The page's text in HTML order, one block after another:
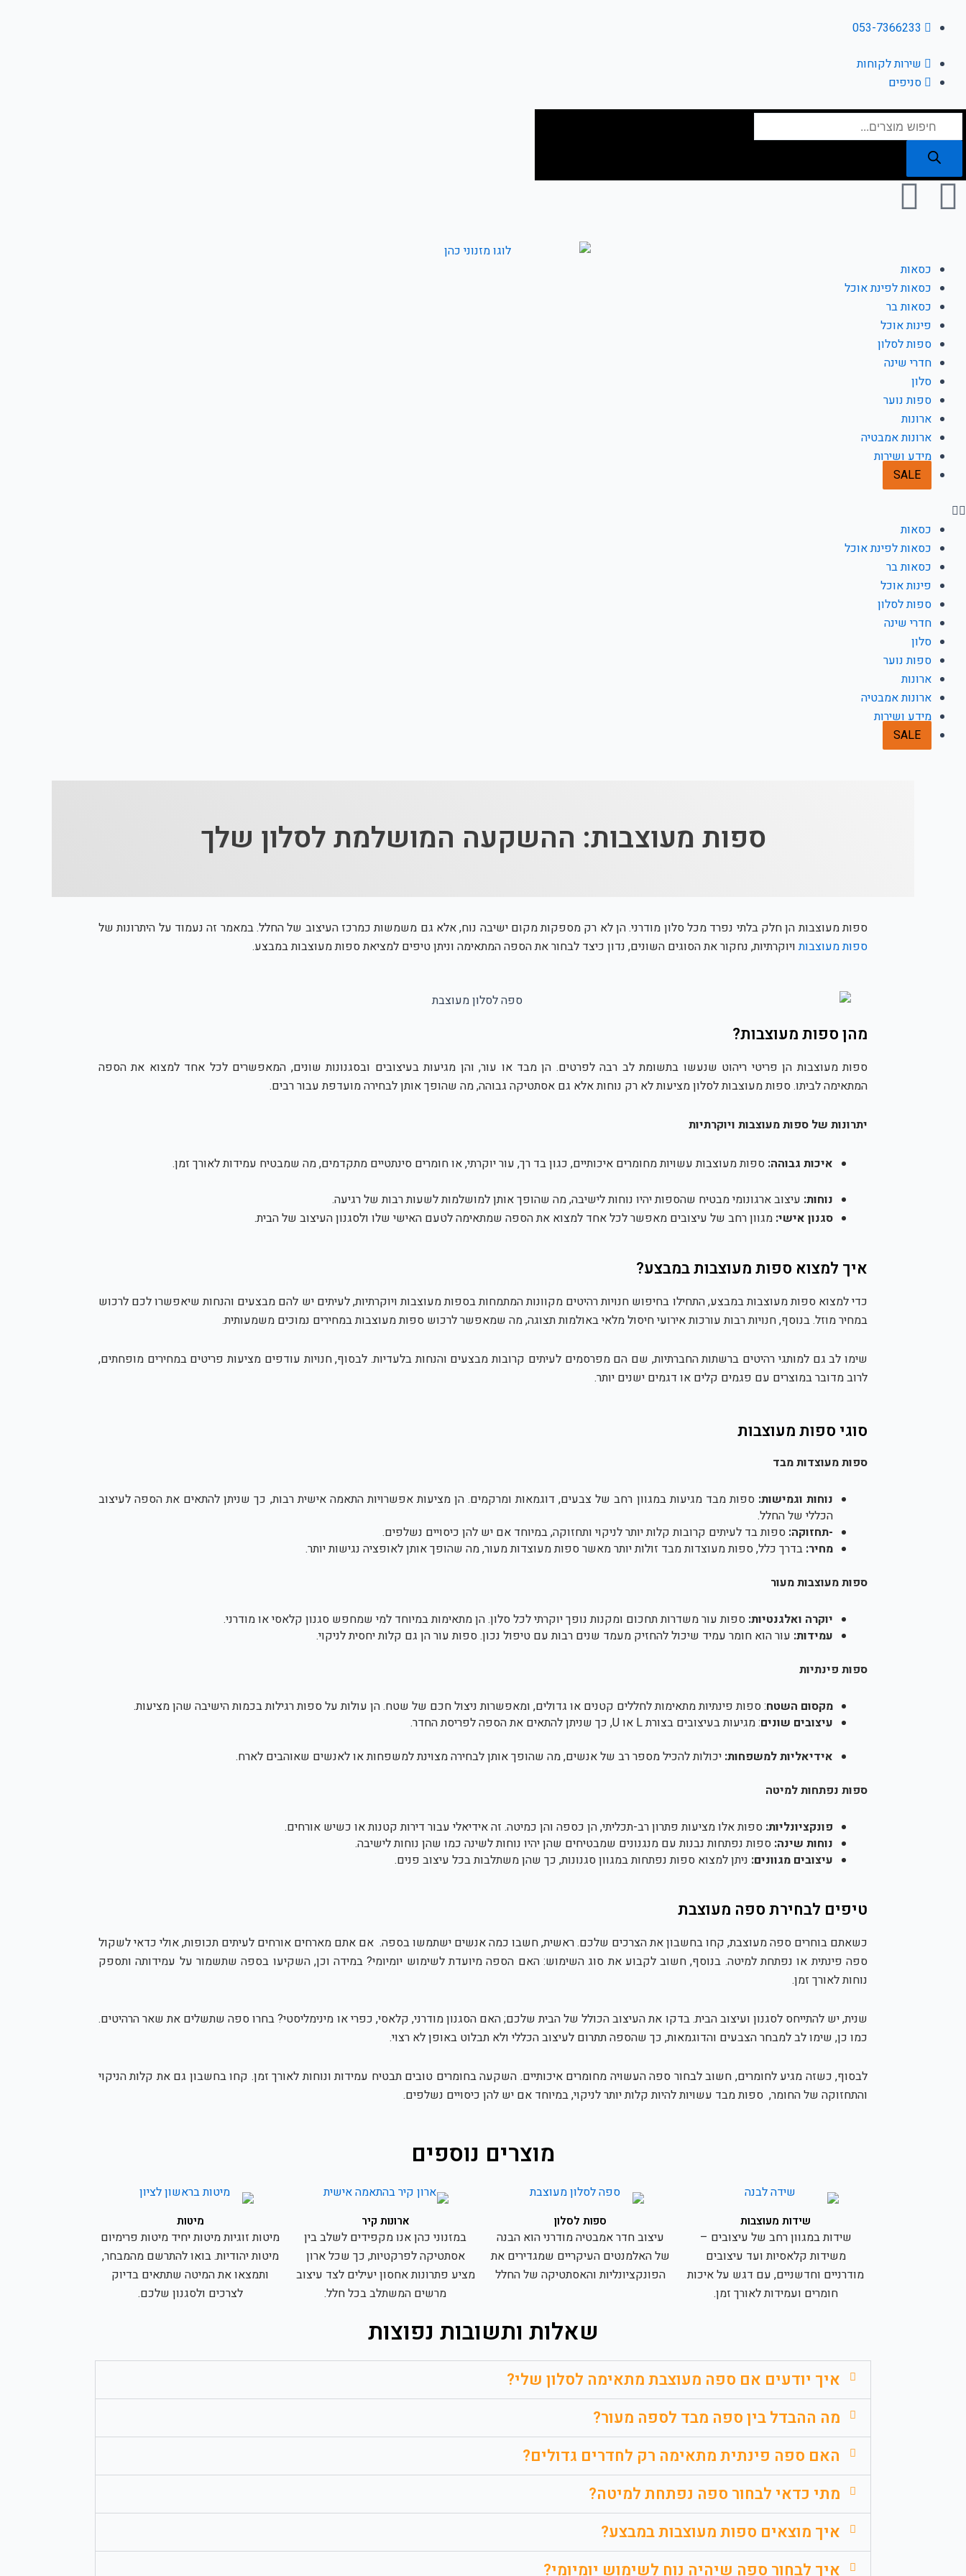
לתוכן
053-7366233
שירות לקוחות
סניפים
Products
search
F
c
e
b
o
o
k
-
f
I
s
t
a
g
r
a
m
כסאות
כסאות לפינת אוכל
כסאות בר
פינות אוכל
ספות לסלון
חדרי שינה
סלון
ספות נוער
ארונות
ארונות אמבטיה
מידע ושירות
SALE
כסאות
כסאות לפינת אוכל
כסאות בר
פינות אוכל
ספות לסלון
חדרי שינה
סלון
ספות נוער
ארונות
ארונות אמבטיה
מידע ושירות
SALE
ספות מעוצבות: ההשקעה המושלמת לסלון שלך
ספות מעוצבות הן חלק בלתי נפרד מכל סלון מודרני. הן לא רק מספקות מקום ישיבה נוח, אלא גם משמשות כמרכז העיצוב של החלל. במאמר זה נעמוד על היתרונות של
ספות מעוצבותויוקרתיות, נחקור את הסוגים השונים, נדון כיצד לבחור את הספה המתאימה וניתן טיפים למציאת ספות מעוצבות במבצע.
מהן ספות מעוצבות?
ספות מעוצבות הן פריטי ריהוט שנעשו בתשומת לב רבה לפרטים. הן מבד או עור, והן מגיעות בעיצובים ובסגנונות שונים, המאפשרים לכל אחד למצוא את הספה
המתאימה לביתו. ספות מעוצבות לסלון מציעות לא רק נוחות אלא גם אסתטיקה גבוהה, מה שהופך אותן לבחירה מועדפת עבור רבים.
יתרונות של ספות מעוצבות ויוקרתיות
איכות גבוהה: ספות מעוצבות עשויות מחומרים איכותיים, כגון בד רך, עור יוקרתי, או חומרים סינתטיים מתקדמים, מה שמבטיח עמידות לאורך זמן.
נוחות: עיצוב ארגונומי מבטיח שהספות יהיו נוחות לישיבה, מה שהופך אותן למושלמות לשעות רבות של רגיעה.
סגנון אישי: מגוון רחב של עיצובים מאפשר לכל אחד למצוא את הספה שמתאימה לטעם האישי שלו ולסגנון העיצוב של הבית.
איך למצוא ספות מעוצבות במבצע?
כדי למצוא ספות מעוצבות במבצע, התחילו בחיפוש חנויות רהיטים מקוונות המתמחות בספות מעוצבות ויוקרתיות, לעיתים יש להם מבצעים והנחות שיאפשרו לכם לרכוש
במחיר מוזל. בנוסף, חנויות רבות עורכות אירועי חיסול מלאי באולמות תצוגה, מה שמאפשר לרכוש ספות מעוצבות במחירים נמוכים משמעותית.
שימו לב גם למותגי רהיטים ברשתות החברתיות, שם הם מפרסמים לעיתים קרובות מבצעים והנחות בלעדיות. לבסוף, חנויות עודפים מציעות פריטים במחירים מופחתים,
לרוב מדובר במוצרים עם פגמים קלים או דגמים ישנים יותר.
סוגי ספות מעוצבות
ספות מעוצדות מבד
נוחות וגמישות:ספות מבד מגיעות במגוון רחב של צבעים, דוגמאות ומרקמים. הן מציעות אפשרויות התאמה אישית רבות, כך שניתן להתאים את הספה לעיצוב
הכללי של החלל.
-תחזוקה: ספות בד לעיתים קרובות קלות יותר לניקוי ותחזוקה, במיוחד אם יש להן כיסויים נשלפים.
מחיר: בדרך כלל, ספות מעוצדות מבד זולות יותר מאשר ספות מעוצדות מעור, מה שהופך אותן לאופציה נגישות יותר.
ספות מעוצבות מעור
יוקרה ואלגנטיות: ספות עור משדרות תחכום ומקנות נופך יוקרתי לכל סלון. הן מתאימות במיוחד למי שמחפש סגנון קלאסי או מודרני.
עמידות: עור הוא חומר עמיד שיכול להחזיק מעמד שנים רבות עם טיפול נכון. ספות עור הן גם קלות יחסית לניקוי.
ספות פינתיות
מקסום השטח: ספות פינתיות מתאימות לחללים קטנים או גדולים, ומאפשרות ניצול חכם של שטח. הן עולות על ספות רגילות בכמות הישיבה שהן מציעות.
עיצובים שונים: מגיעות בעיצובים בצורת L או U, כך שניתן להתאים את הספה לפריסת החדר.
אידיאליות למשפחות: יכולות להכיל מספר רב של אנשים, מה שהופך אותן לבחירה מצוינת למשפחות או לאנשים שאוהבים לארח.
ספות נפתחות למיטה
פונקציונליות: ספות אלו מציעות פתרון רב-תכליתי, הן כספה והן כמיטה. זה אידיאלי עבור דירות קטנות או כשיש אורחים.
נוחות שינה: ספות נפתחות נבנות עם מנגנונים שמבטיחים שהן יהיו נוחות לשינה כמו שהן נוחות לישיבה.
עיצובים מגוונים: ניתן למצוא ספות נפתחות במגוון סגנונות, כך שהן משתלבות בכל עיצוב פנים.
טיפים לבחירת ספה מעוצבת
כשאתם בוחרים ספה מעוצבת, קחו בחשבון את הצרכים שלכם. ראשית, חשבו כמה אנשים ישתמשו בספה. אם אתם מארחים אורחים לעיתים תכופות, אולי כדאי לשקול
ספה פינתית או נפתחת למיטה. בנוסף, חשוב לקבוע את סוג השימוש: האם הספה מיועדת לשימוש יומיומי? במידה וכן, השקיעו בספה שתשמור על עמידותה ותספק
נוחות לאורך זמן.
שנית, יש להתייחס לסגנון ועיצוב הבית. בדקו את העיצוב הכולל של הבית שלכם; האם הסגנון מודרני, קלאסי, כפרי או מינימליסטי? בחרו ספה שתשלים את שאר הרהיטים.
כמו כן, שימו לב למבחר הצבעים והדוגמאות, כך שהספה תתרום לעיצוב הכללי ולא תבלוט באופן לא רצוי.
לבסוף, כשזה מגיע לחומרים, חשוב לבחור ספה העשויה מחומרים איכותיים. השקעה בחומרים טובים תבטיח עמידות ונוחות לאורך זמן. קחו בחשבון גם את קלות הניקוי
והתחזוקה של החומר, ספות מבד עשויות להיות קלות יותר לניקוי, במיוחד אם יש להן כיסויים נשלפים.
מוצרים נוספים
שידות מעוצבות
שידות במגוון רחב של עיצובים –
משידות קלאסיות ועד עיצובים
מודרניים וחדשניים, עם דגש על איכות
חומרים ועמידות לאורך זמן.
ספות לסלון
עיצוב חדר אמבטיה מודרני הוא הבנה
של האלמנטים העיקריים שמגדירים את
הפונקציונליות והאסתטיקה של החלל
ארונות קיר
במזנוני כהן אנו מקפידים לשלב בין
אסתטיקה לפרקטיות, כך שכל ארון
מציע פתרונות אחסון יעילים לצד עיצוב
מרשים המשתלב בכל חלל.
מיטות
מיטות זוגיות מיטות יחיד מיטות פרימיום
מיטות יהודיות. בואו להתרשם מהמבחר,
ותמצאו את המיטה שתתאים בדיוק
לצרכים ולסגנון שלכם.
שאלות ותשובות נפוצות
איך יודעים אם ספה מעוצבת מתאימה לסלון שלי?
מה ההבדל בין ספה מבד לספה מעור?
האם ספה פינתית מתאימה רק לחדרים גדולים?
מתי כדאי לבחור ספה נפתחת למיטה?
איך מוצאים ספות מעוצבות במבצע?
איך לבחור ספה שיהיה נוח לשימוש יומיומי?